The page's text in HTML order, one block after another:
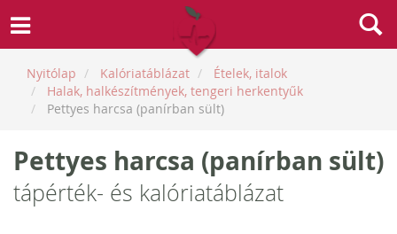
Nyitólap Kalóriatáblázat
Ételek, italok
Halak, halkészítmények, tengeri herkentyűk
Pettyes harcsa (panírban sült)
Pettyes harcsa (panírban sült)
tápérték- és kalóriatáblázat